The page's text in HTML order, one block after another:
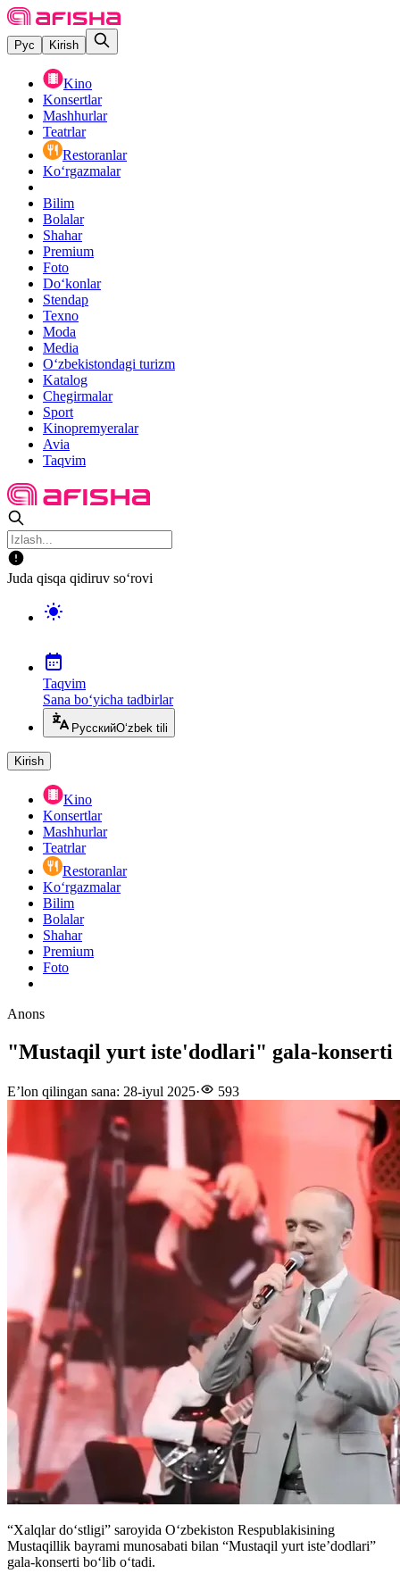
Рус Kirish
Kino
Konsertlar
Mashhurlar
Teatrlar
Restoranlar
Ko‘rgazmalar
Bilim
Bolalar
Shahar
Premium
Foto
Do‘konlar
Stendap
Texno
Moda
Media
O‘zbekistondagi turizm
Katalog
Chegirmalar
Sport
Kinopremyeralar
Avia
Taqvim
Juda qisqa qidiruv so‘rovi
Taqvim
Sana bo‘yicha tadbirlar
РусскийO‘zbek tili
Kirish
Kino
Konsertlar
Mashhurlar
Teatrlar
Restoranlar
Ko‘rgazmalar
Bilim
Bolalar
Shahar
Premium
Foto
Anons
"Mustaqil yurt iste'dodlari" gala-konserti
E’lon qilingan sana: 28-iyul 2025· 593
“Xalqlar doʻstligi” saroyida Oʻzbekiston Respublakisining
Mustaqillik bayrami munosabati bilan “Mustaqil yurt iste’dodlari”
gala-konserti boʻlib oʻtadi.